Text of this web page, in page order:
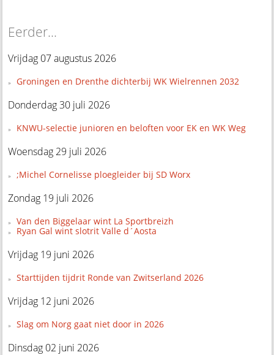
Eerder...
Vrijdag 07 augustus 2026
Groningen en Drenthe dichterbij WK Wielrennen 2032
Donderdag 30 juli 2026
KNWU-selectie junioren en beloften voor EK en WK Weg
Woensdag 29 juli 2026
;Michel Cornelisse ploegleider bij SD Worx
Zondag 19 juli 2026
Van den Biggelaar wint La Sportbreizh
Ryan Gal wint slotrit Valle d´Aosta
Vrijdag 19 juni 2026
Starttijden tijdrit Ronde van Zwitserland 2026
Vrijdag 12 juni 2026
Slag om Norg gaat niet door in 2026
Dinsdag 02 juni 2026